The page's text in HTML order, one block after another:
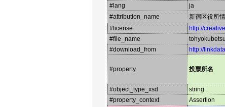
#lang
ja
#attribution_name
新宿区役所
#license
http://
#file_name
#download_from
http://
#property 投票所名
#object_type_xsd string
#property_context
Assertion